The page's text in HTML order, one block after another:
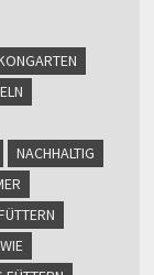
NACHHALTIG